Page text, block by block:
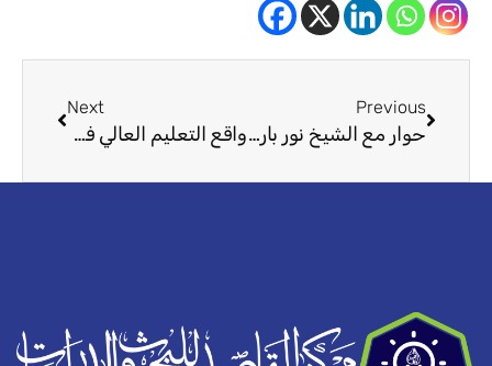
Previous
حوار مع الشيخ نور بارود قبل 15 عاما
Next
واقع التعليم العالي في الصومال